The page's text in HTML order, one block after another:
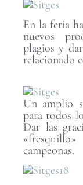
En la feria
nuevos
plagios y
relacionado
Un amplio
para todos
Dar las
campeonas.